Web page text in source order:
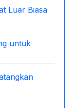
Luar Biasa
untuk